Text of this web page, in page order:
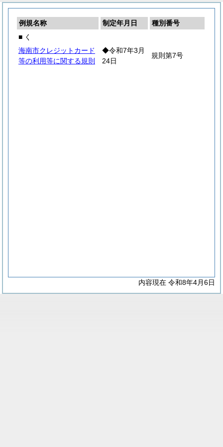
例規名称 制定年月日
種別番号
■ く
海南市クレジットカード
等の利用等に関する規則
◆令和7年3月
24日
規則第7号
内容現在 令和8年4月6日